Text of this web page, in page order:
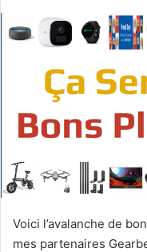
Voici l’avalanche de
mes partenaires